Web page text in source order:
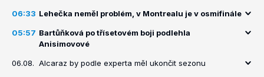
06:33 Lehečka neměl problém, v Montrealu je v osmifinále
05:57 Bartůňková po třísetovém boji podlehla
Anisimovové
06.08. Alcaraz by podle experta měl ukončit sezonu